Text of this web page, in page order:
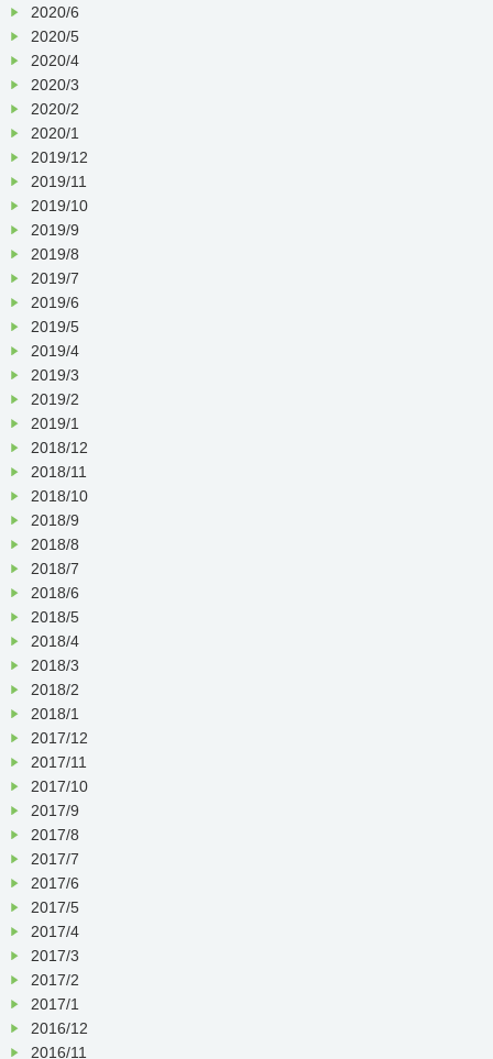
2020/6
2020/5
2020/4
2020/3
2020/2
2020/1
2019/12
2019/11
2019/10
2019/9
2019/8
2019/7
2019/6
2019/5
2019/4
2019/3
2019/2
2019/1
2018/12
2018/11
2018/10
2018/9
2018/8
2018/7
2018/6
2018/5
2018/4
2018/3
2018/2
2018/1
2017/12
2017/11
2017/10
2017/9
2017/8
2017/7
2017/6
2017/5
2017/4
2017/3
2017/2
2017/1
2016/12
2016/11